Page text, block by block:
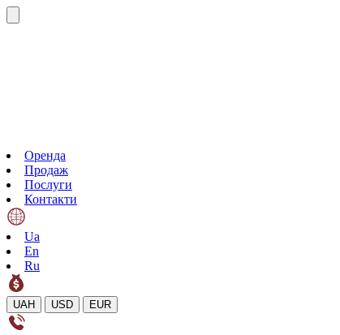
Оренда
Продаж
Послуги
Контакти
Ua
En
Ru
UAH USD EUR